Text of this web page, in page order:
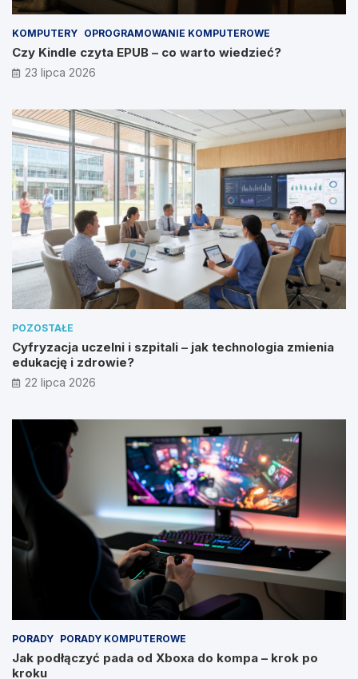
KOMPUTERY OPROGRAMOWANIE KOMPUTEROWE
Czy Kindle czyta EPUB – co warto wiedzieć?
23 lipca 2026
POZOSTAŁE
Cyfryzacja uczelni i szpitali – jak technologia zmienia
edukację i zdrowie?
22 lipca 2026
PORADY PORADY KOMPUTEROWE
Jak podłączyć pada od Xboxa do kompa – krok po
kroku